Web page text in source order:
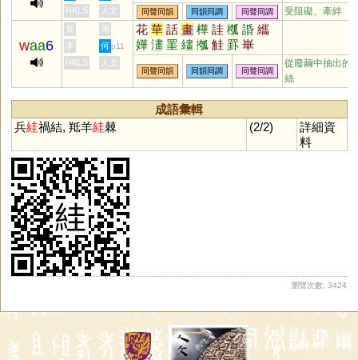
HKLS 人文 同聲同韻 同韻同調 同聲同調 受阻礙、牽絆
waa6
黃 周 花 華 話 畫 樺 詿 槬 諙 纗
嬅 澅 罣 繣 摦 觟 罫 崋
李 何 p11
HKLS 人文
同聲同韻 同韻同調 同聲同調
從廢繭中抽出的
絲
成語彙輯
兵絓禍結, 羝羊絓棘 (2/2)
詳細資
料
瀏覽次數: 3424